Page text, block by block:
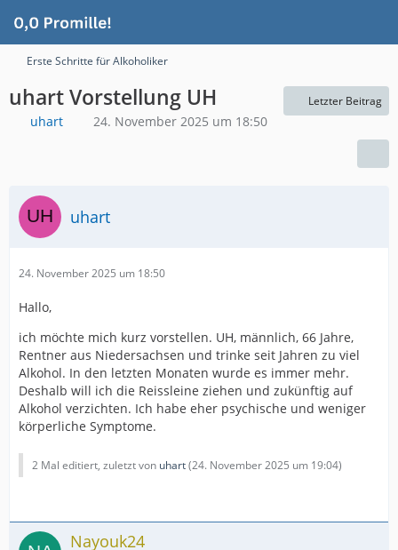
Erste Schritte für Alkoholiker
uhart Vorstellung UH
uhart 24. November 2025 um 18:50
Letzter Beitrag
uhart
24. November 2025 um 18:50
Hallo,
ich möchte mich kurz vorstellen. UH, männlich, 66 Jahre,
Rentner aus Niedersachsen und trinke seit Jahren zu viel
Alkohol. In den letzten Monaten wurde es immer mehr.
Deshalb will ich die Reissleine ziehen und zukünftig auf
Alkohol verzichten. Ich habe eher psychische und weniger
körperliche Symptome.
2 Mal editiert, zuletzt von uhart(24. November 2025 um 19:04)
Nayouk24